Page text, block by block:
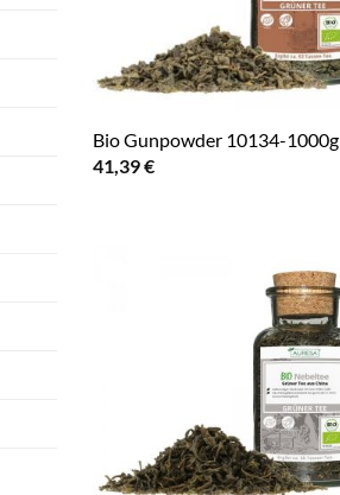
Bio Gunpowder 10134-1000g
41,39€